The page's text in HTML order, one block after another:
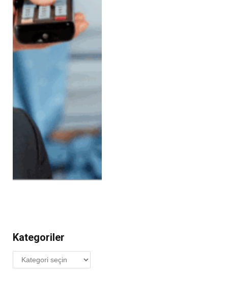
Kategoriler
Kategoriler